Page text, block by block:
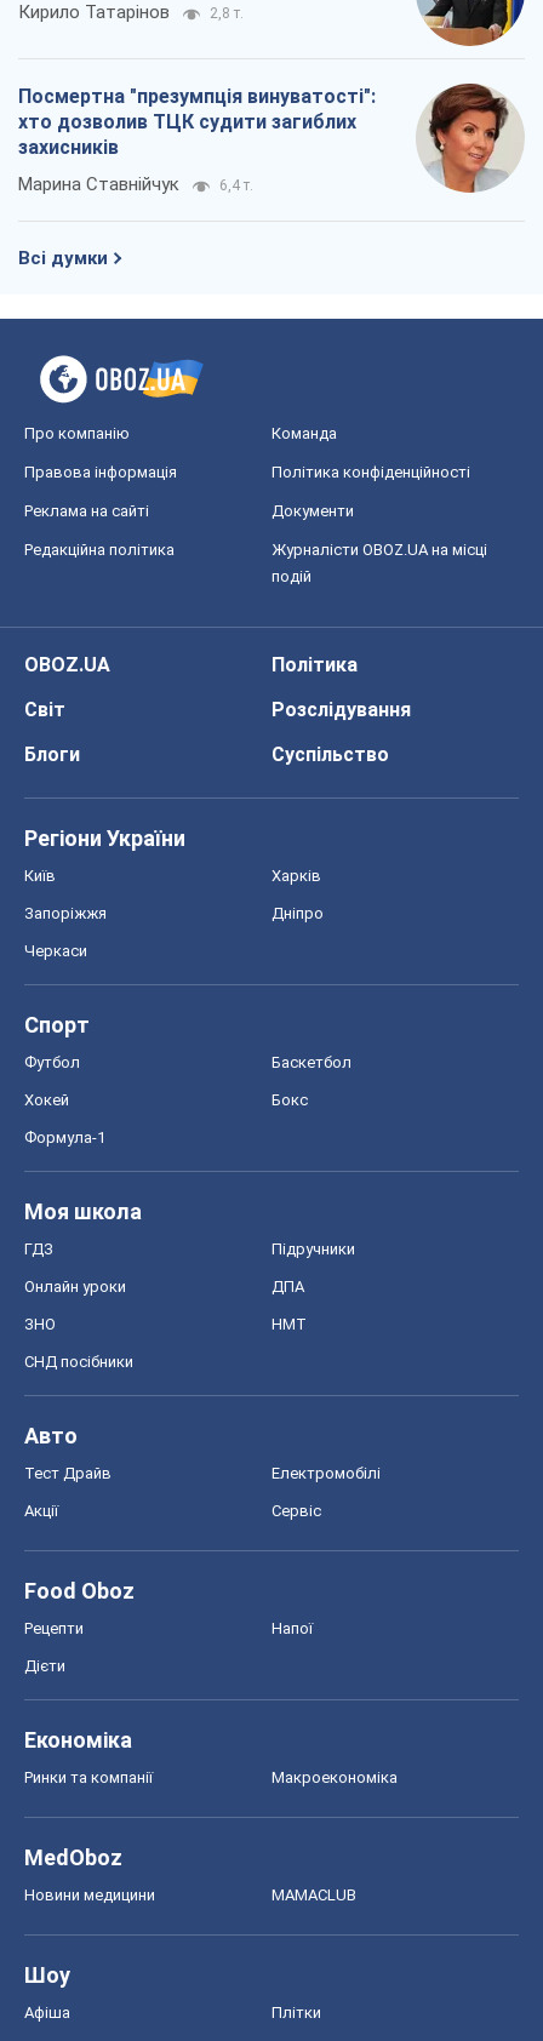
Кирило Татарінов 2,8 т.
Посмертна "презумпція винуватості":
хто дозволив ТЦК судити загиблих
захисників
Марина Ставнійчук 6,4 т.
Всі думки
Про компанію Команда
Правова інформація Політика конфіденційності
Реклама на сайті Документи
Редакційна політика
Журналісти OBOZ.UA на місці
подій
OBOZ.UA
Політика
Світ
Розслідування
Блоги
Суспільство
Регіони України
Київ Харків
Запоріжжя Дніпро
Черкаси
Спорт
Футбол Баскетбол
Хокей Бокс
Формула-1
Моя школа
ГДЗ Підручники
Онлайн уроки ДПА
ЗНО НМТ
СНД посібники
Авто
Тест Драйв Електромобілі
Акції Сервіс
Food Oboz
Рецепти Напої
Дієти
Економіка
Ринки та компанії Макроекономіка
MedOboz
Новини медицини MAMACLUB
Шоу
Афіша Плітки